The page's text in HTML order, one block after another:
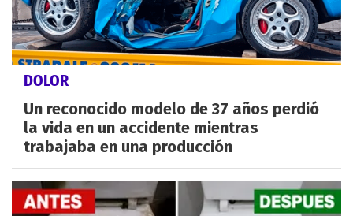
DOLOR
Un reconocido modelo de 37 años perdió
la vida en un accidente mientras
trabajaba en una producción